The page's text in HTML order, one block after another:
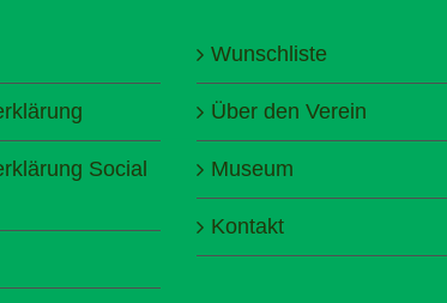
Social
Wunschliste
Über den Verein
Museum
Kontakt